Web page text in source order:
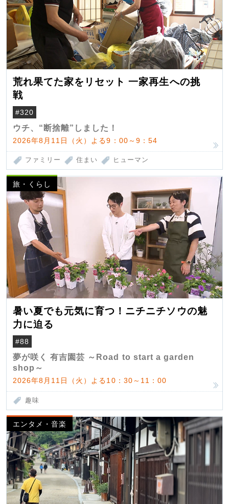
荒れ果てた家をリセット 一家再生への挑
戦
#320
ウチ、“断捨離”しました！
2026年8月11日（火）よる9：00～9：54
ファミリー 住まい ヒューマン
旅・くらし
暑い夏でも元気に育つ！ニチニチソウの魅
力に迫る
#88
夢が咲く 有吉園芸 ～Road to start a garden
shop～
2026年8月11日（火）よる10：30～11：00
趣味
エンタメ・音楽